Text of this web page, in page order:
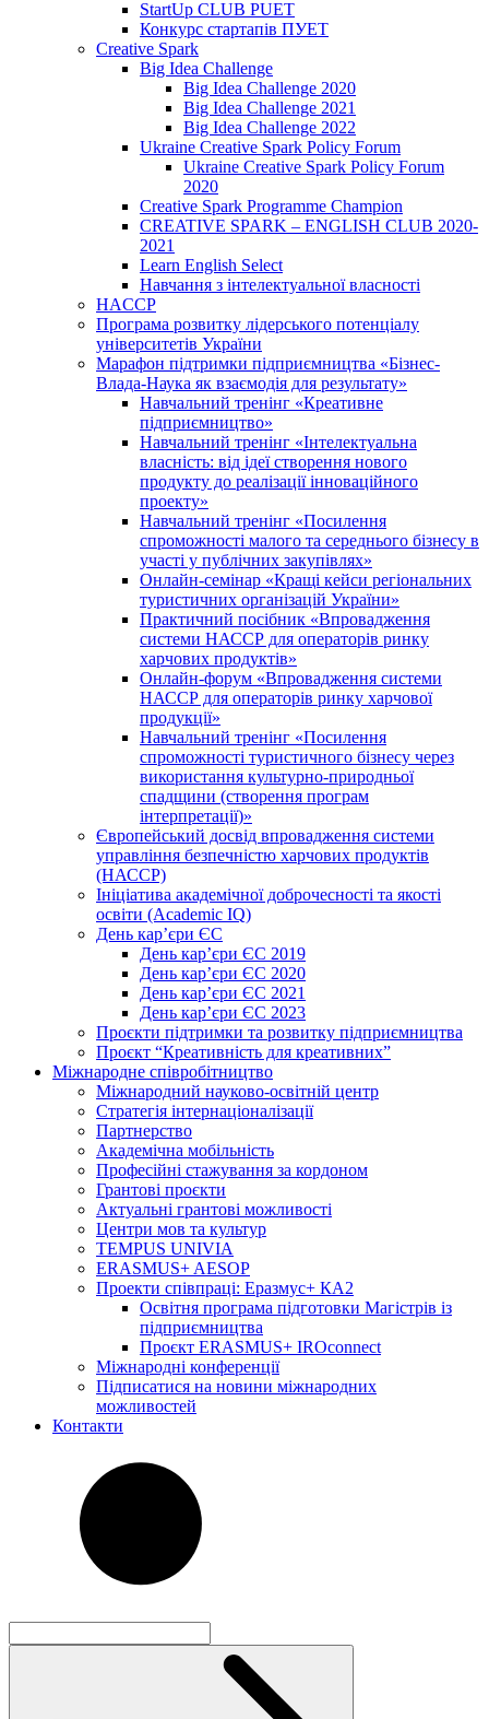
StartUp CLUB PUET
Конкурс стартапів ПУЕТ
Creative Spark
Big Idea Challenge
Big Idea Challenge 2020
Big Idea Challenge 2021
Big Idea Challenge 2022
Ukraine Creative Spark Policy Forum
Ukraine Creative Spark Policy Forum
2020
Creative Spark Programme Champion
CREATIVE SPARK – ENGLISH CLUB 2020-
2021
Learn English Select
Навчання з інтелектуальної власності
HACCP
Програма розвитку лідерського потенціалу
університетів України
Марафон підтримки підприємництва «Бізнес-
Влада-Наука як взаємодія для результату»
Навчальний тренінг «Креативне
підприємництво»
Навчальний тренінг «Інтелектуальна
власність: від ідеї створення нового
продукту до реалізації інноваційного
проекту»
Навчальний тренінг «Посилення
спроможності малого та середнього бізнесу в
участі у публічних закупівлях»
Онлайн-семінар «Кращі кейси регіональних
туристичних організацій України»
Практичний посібник «Впровадження
системи НАССР для операторів ринку
харчових продуктів»
Онлайн-форум «Впровадження системи
НАССР для операторів ринку харчової
продукції»
Навчальний тренінг «Посилення
спроможності туристичного бізнесу через
використання культурно-природньої
спадщини (створення програм
інтерпретації)»
Європейський досвід впровадження системи
управління безпечністю харчових продуктів
(НАССР)
Ініціатива академічної доброчесності та якості
освіти (Academic IQ)
День кар’єри ЄС
День кар’єри ЄС 2019
День кар’єри ЄС 2020
День кар’єри ЄС 2021
День кар’єри ЄС 2023
Проєкти підтримки та розвитку підприємництва
Проєкт “Креативність для креативних”
Міжнародне співробітництво
Міжнародний науково-освітній центр
Стратегія інтернаціоналізації
Партнерство
Академічна мобільність
Професійні стажування за кордоном
Грантові проєкти
Актуальні грантові можливості
Центри мов та культур
TEMPUS UNIVIA
ERASMUS+ AESOP
Проекти співпраці: Еразмус+ КА2
Освітня програма підготовки Магістрів із
підприємництва
Проєкт ERASMUS+ IROconnect
Міжнародні конференції
Підписатися на новини міжнародних
можливостей
Контакти